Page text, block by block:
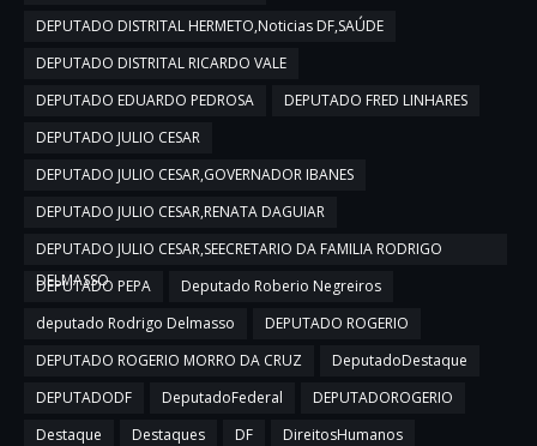
DEPUTADO DISTRITAL HERMETO,Noticias DF,SAÚDE
DEPUTADO DISTRITAL RICARDO VALE
DEPUTADO EDUARDO PEDROSA
DEPUTADO FRED LINHARES
DEPUTADO JULIO CESAR
DEPUTADO JULIO CESAR,GOVERNADOR IBANES
DEPUTADO JULIO CESAR,RENATA DAGUIAR
DEPUTADO JULIO CESAR,SEECRETARIO DA FAMILIA RODRIGO
DELMASSO
DEPUTADO PEPA
Deputado Roberio Negreiros
deputado Rodrigo Delmasso
DEPUTADO ROGERIO
DEPUTADO ROGERIO MORRO DA CRUZ
DeputadoDestaque
DEPUTADODF
DeputadoFederal
DEPUTADOROGERIO
Destaque
Destaques DF
DireitosHumanos